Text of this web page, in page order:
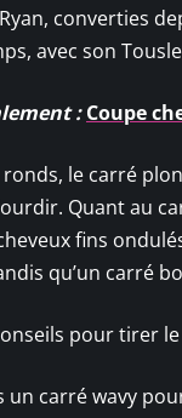
converties
avec son
: Coupe
ronds, le carré
Quant au
fins
qu’un carré
pour tirer
un carré wavy